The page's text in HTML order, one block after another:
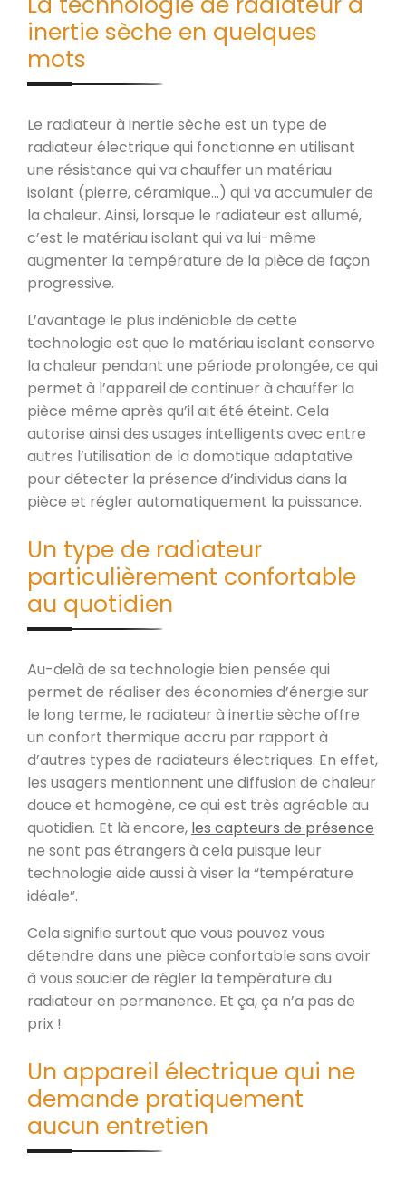
inertie sèche en quelques
mots
Le radiateur à inertie sèche est un type de
radiateur électrique qui fonctionne en utilisant
une résistance qui va chauffer un matériau
isolant (pierre, céramique…) qui va accumuler de
la chaleur. Ainsi, lorsque le radiateur est allumé,
c’est le matériau isolant qui va lui-même
augmenter la température de la pièce de façon
progressive.
L’avantage le plus indéniable de cette
technologie est que le matériau isolant conserve
la chaleur pendant une période prolongée, ce qui
permet à l’appareil de continuer à chauffer la
pièce même après qu’il ait été éteint. Cela
autorise ainsi des usages intelligents avec entre
autres l’utilisation de la domotique adaptative
pour détecter la présence d’individus dans la
pièce et régler automatiquement la puissance.
Un type de radiateur
particulièrement confortable
au quotidien
Au-delà de sa technologie bien pensée qui
permet de réaliser des économies d’énergie sur
le long terme, le radiateur à inertie sèche offre
un confort thermique accru par rapport à
d’autres types de radiateurs électriques. En effet,
les usagers mentionnent une diffusion de chaleur
douce et homogène, ce qui est très agréable au
quotidien. Et là encore, les capteurs de présence
ne sont pas étrangers à cela puisque leur
technologie aide aussi à viser la “température
idéale”.
Cela signifie surtout que vous pouvez vous
détendre dans une pièce confortable sans avoir
à vous soucier de régler la température du
radiateur en permanence. Et ça, ça n’a pas de
prix !
Un appareil électrique qui ne
demande pratiquement
aucun entretien